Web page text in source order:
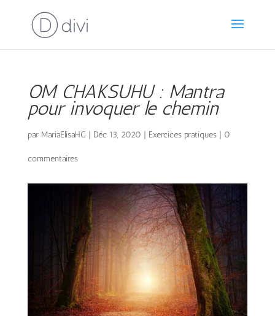
OM CHAKSUHU : Mantra
pour invoquer le chemin
par MariaElisaHG | Déc 13, 2020 | Exercices pratiques| 0
commentaires